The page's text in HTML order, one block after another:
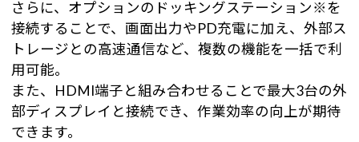
さらに、オプションのドッキングステーション※を
接続することで、画面出力やPD充電に加え、外部ス
トレージとの高速通信など、複数の機能を一括で利
用可能。
また、HDMI端子と組み合わせることで最大3台の外
部ディスプレイと接続でき、作業効率の向上が期待
できます。